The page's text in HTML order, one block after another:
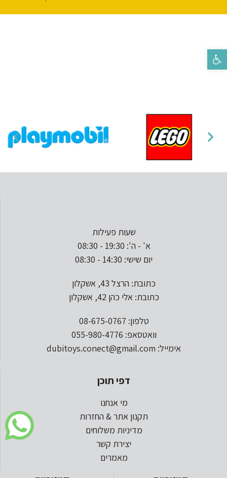
פתח סרגל נגישות
שעות פעילות
א' - ה': 19:30 - 08:30
יום שישי: 14:30 - 08:30
כתובת: הרצל 43, אשקלון
כתובת: אלי כהן 42, אשקלון
טלפון: 08-675-0767
וואטסאפ: 055-980-4776
אימייל: dubitoys.conect@gmail.com
דפי תוכן
מי אנחנו
תקנון אתר & החזרות
מדיניות משלוחים
יצירת קשר
מאמרים